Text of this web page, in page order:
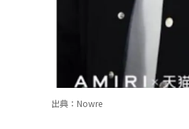
出典：Nowre